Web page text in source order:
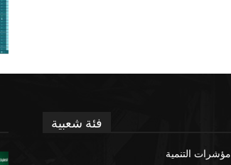
فئة شعبية
مؤشرات التنمية